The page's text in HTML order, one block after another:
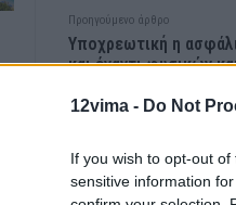
12vima - Do Not
If you wish to opt-out
sensitive information
Προηγούμενο άρθρο
Υποχρεωτική η
και έναντι φυσικών